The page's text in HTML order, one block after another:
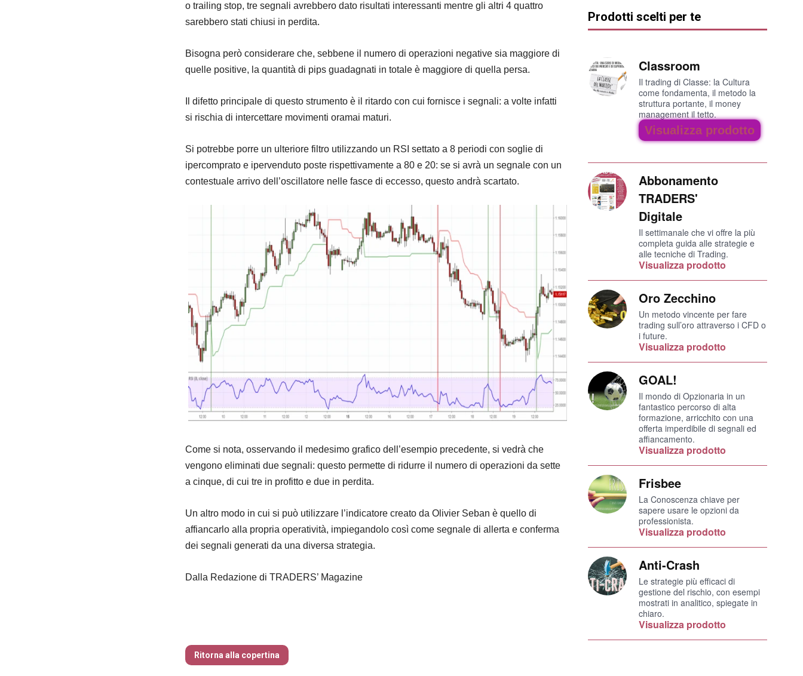
o trailing stop, tre segnali avrebbero dato risultati interessanti mentre gli altri 4 quattro
sarebbero stati chiusi in perdita.
Bisogna però considerare che, sebbene il numero di operazioni negative sia maggiore di
quelle positive, la quantità di pips guadagnati in totale è maggiore di quella persa.
Il difetto principale di questo strumento è il ritardo con cui fornisce i segnali: a volte infatti
si rischia di intercettare movimenti oramai maturi.
Si potrebbe porre un ulteriore filtro utilizzando un RSI settato a 8 periodi con soglie di
ipercomprato e ipervenduto poste rispettivamente a 80 e 20: se si avrà un segnale con un
contestuale arrivo dell’oscillatore nelle fasce di eccesso, questo andrà scartato.
Come si nota, osservando il medesimo grafico dell’esempio precedente, si vedrà che
vengono eliminati due segnali: questo permette di ridurre il numero di operazioni da sette
a cinque, di cui tre in profitto e due in perdita.
Un altro modo in cui si può utilizzare l’indicatore creato da Olivier Seban è quello di
affiancarlo alla propria operatività, impiegandolo così come segnale di allerta e conferma
dei segnali generati da una diversa strategia.
Dalla Redazione di TRADERS’ Magazine
Ritorna alla copertina
Prodotti scelti per te
Classroom
Il trading di Classe: la Cultura
come fondamenta, il metodo la
struttura portante, il money
management il tetto.
Visualizza prodotto
Abbonamento
TRADERS'
Digitale
Il settimanale che vi offre la più
completa guida alle strategie e
alle tecniche di Trading.
Visualizza prodotto
Oro Zecchino
Un metodo vincente per fare
trading sull’oro attraverso i CFD o
i future.
Visualizza prodotto
GOAL!
Il mondo di Opzionaria in un
fantastico percorso di alta
formazione, arricchito con una
offerta imperdibile di segnali ed
affiancamento.
Visualizza prodotto
Frisbee
La Conoscenza chiave per
sapere usare le opzioni da
professionista.
Visualizza prodotto
Anti-Crash
Le strategie più efficaci di
gestione del rischio, con esempi
mostrati in analitico, spiegate in
chiaro.
Visualizza prodotto